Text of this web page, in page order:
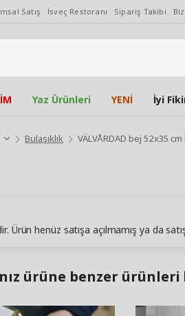
Satış İsveç Restoranı Sipariş Takibi
Yaz Ürünleri YENİ İyi
Bulaşıklık VÄLVÅRDAD bej 52x35 cm
Ürün henüz satışa açılmamış ya da
ürüne benzer ürünleri